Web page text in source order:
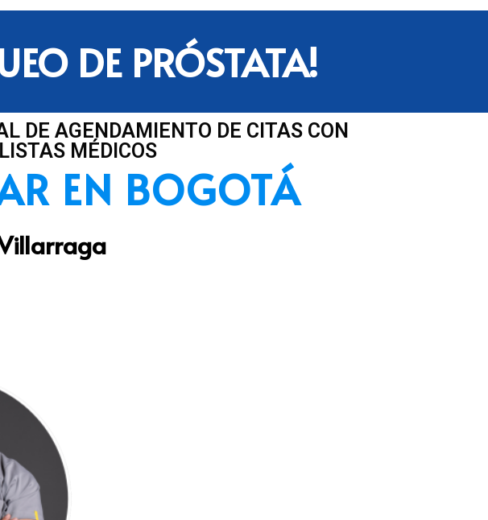
DE PRÓSTATA!
DE AGENDAMIENTO DE CITAS CON
MÉDICOS
EN BOGOTÁ